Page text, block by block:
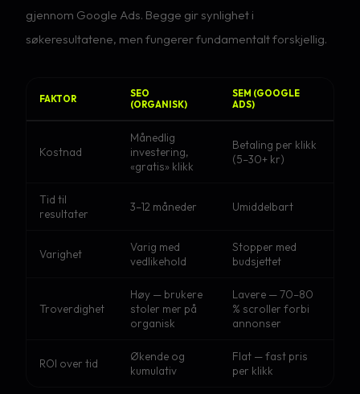
gjennom Google Ads. Begge gir synlighet i
søkeresultatene, men fungerer fundamentalt forskjellig.
FAKTOR
SEO
(ORGANISK)
SEM (GOOGLE
ADS)
Kostnad
Månedlig
investering,
«gratis» klikk
Betaling per klikk
(5–30+ kr)
Tid til
resultater
3–12 måneder Umiddelbart
Varighet
Varig med
vedlikehold
Stopper med
budsjettet
Troverdighet
Høy — brukere
stoler mer på
organisk
Lavere — 70–80
% scroller forbi
annonser
ROI over tid
Økende og
kumulativ
Flat — fast pris
per klikk